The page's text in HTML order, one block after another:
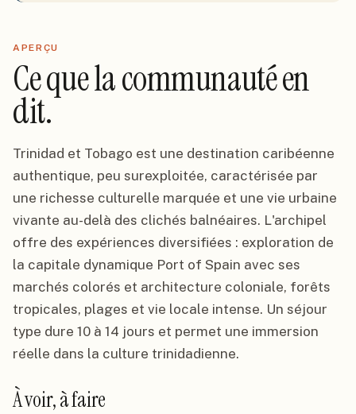
APERÇU
Ce que la communauté en
dit.
Trinidad et Tobago est une destination caribéenne
authentique, peu surexploitée, caractérisée par
une richesse culturelle marquée et une vie urbaine
vivante au-delà des clichés balnéaires. L'archipel
offre des expériences diversifiées : exploration de
la capitale dynamique Port of Spain avec ses
marchés colorés et architecture coloniale, forêts
tropicales, plages et vie locale intense. Un séjour
type dure 10 à 14 jours et permet une immersion
réelle dans la culture trinidadienne.
À voir, à faire